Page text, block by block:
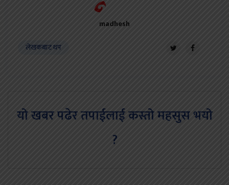
madhesh
लेखकबाट थप
यो खबर पढेर तपाईलाई कस्तो महसुस भयो
?